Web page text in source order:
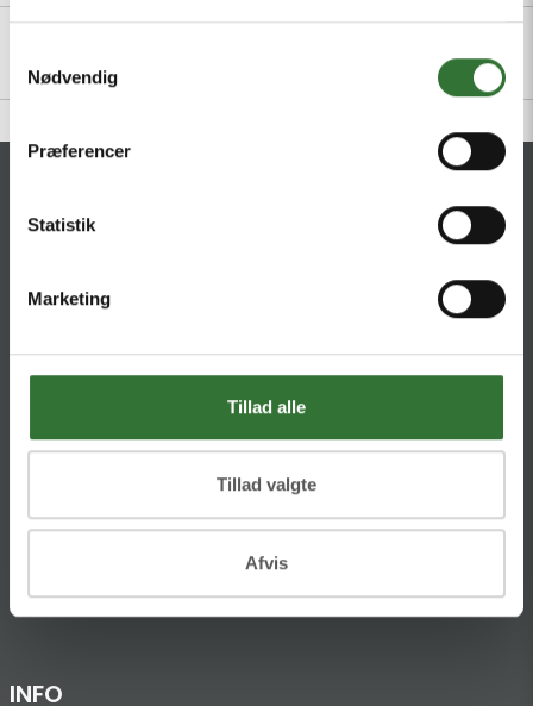
Nødvendig
Præferencer
Statistik
Marketing
Tillad alle
Tillad valgte
Afvis
DK-4600 Køge
Ellemosen 4
T:+45 4320 8600
denmark@folsgaard.com
INFO